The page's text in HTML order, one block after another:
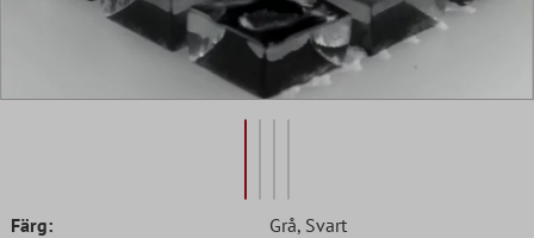
Färg: Grå, Svart